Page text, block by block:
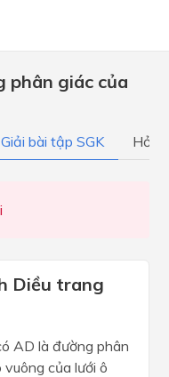
phân giác của
Giải bài tập SGK Hỏi
Diều trang
AD là đường phân
vuông của lưới ô